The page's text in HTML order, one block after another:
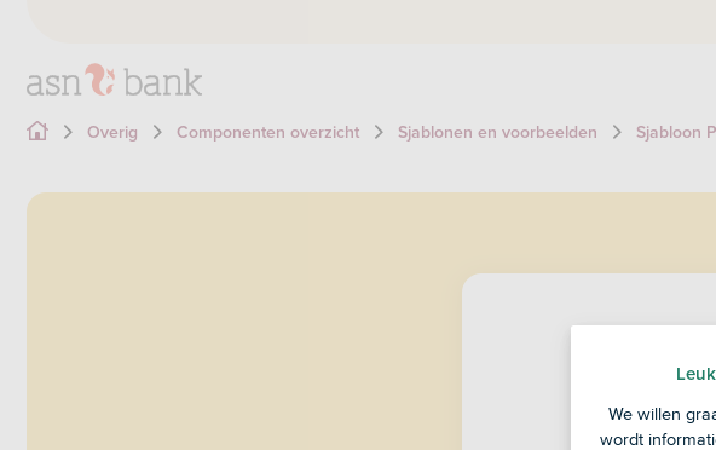
Overig Componenten overzicht Sjablonen en voorbeelden Sjabloon
Usp 1
We willen
wordt